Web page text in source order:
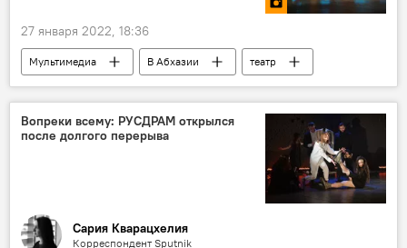
27 января 2022, 18:36
Мультимедиа В Абхазии
театр
спектакли
сцена Фото
Вопреки всему: РУСДРАМ открылся
после долгого перерыва
Сария Кварацхелия
Корреспондент Sputnik